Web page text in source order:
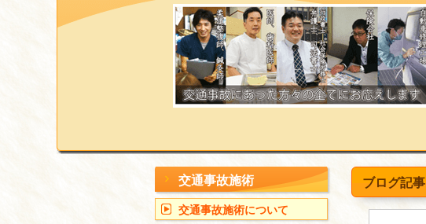
ブログ記事
交通事故施術
交通事故施術について